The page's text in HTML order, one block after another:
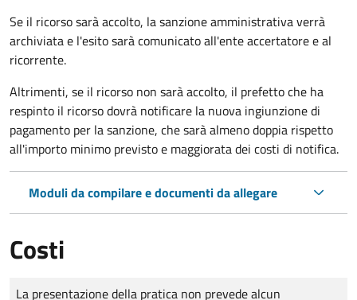
Se il ricorso sarà accolto, la sanzione amministrativa verrà
archiviata e l'esito sarà comunicato all'ente accertatore e al
ricorrente.
Altrimenti, se il ricorso non sarà accolto, il prefetto che ha
respinto il ricorso dovrà notificare la nuova ingiunzione di
pagamento per la sanzione, che sarà almeno doppia rispetto
all'importo minimo previsto e maggiorata dei costi di notifica.
Moduli da compilare e documenti da allegare
Costi
Tipo di pagamento
Importo
La presentazione della pratica non prevede alcun